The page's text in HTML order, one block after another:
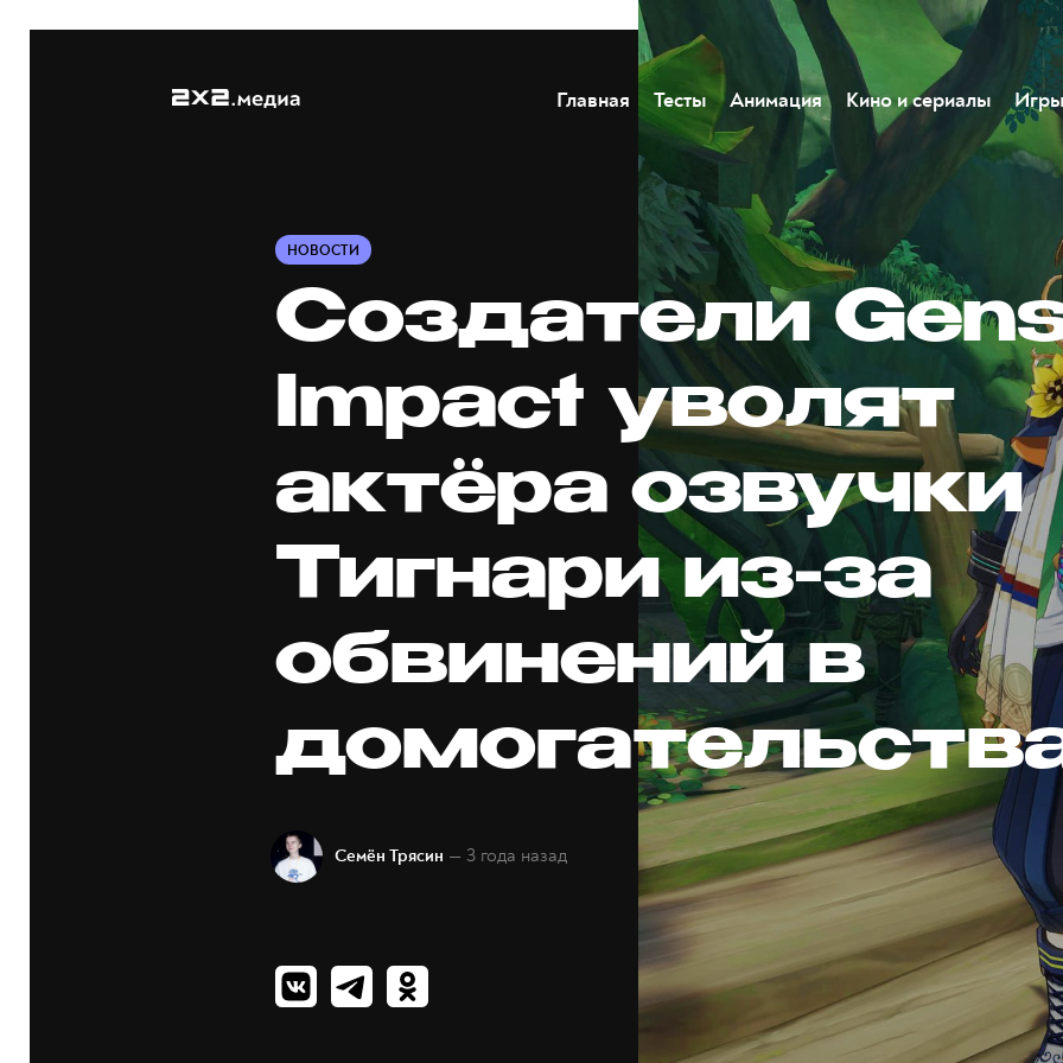
Главная Тесты Анимация Кино и сериалы Игры
НОВОСТИ
Создатели
Impact уволят
актёра озвучки
Тигнари из-за
обвинений в
Семён Трясин — 3 года назад